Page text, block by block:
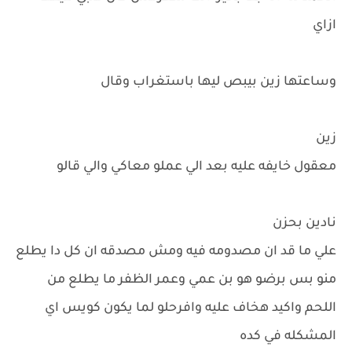
ازاي
وساعتها زين بيبص ليها باستغراب وقال
زين
معقول خايفه عليه بعد الي عملو معاكي والي قالو
نادين بحزن
علي ما قد ان مصدومه فيه ومش مصدقه ان كل دا يطلع
منو بس برضو هو بن عمي وعمر الظفر ما يطلع من
اللحم واكيد هخاف عليه وافرحلو لما يكون كويس اي
المشكله في كده